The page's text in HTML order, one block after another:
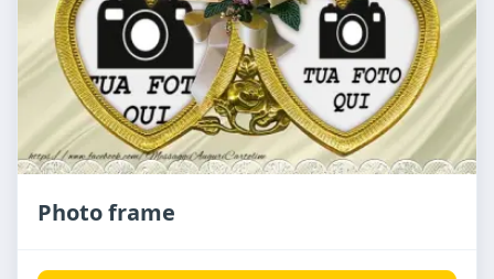
Photo frame